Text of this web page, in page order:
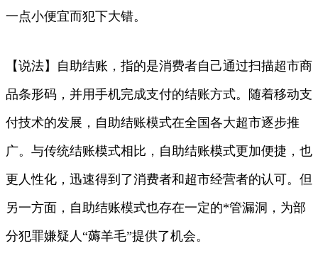
一点小便宜而犯下大错。
【说法】自助结账，指的是消费者自己通过扫描超市商
品条形码，并用手机完成支付的结账方式。随着移动支
付技术的发展，自助结账模式在全国各大超市逐步推
广。与传统结账模式相比，自助结账模式更加便捷，也
更人性化，迅速得到了消费者和超市经营者的认可。但
另一方面，自助结账模式也存在一定的*管漏洞，为部
分犯罪嫌疑人“薅羊毛”提供了机会。